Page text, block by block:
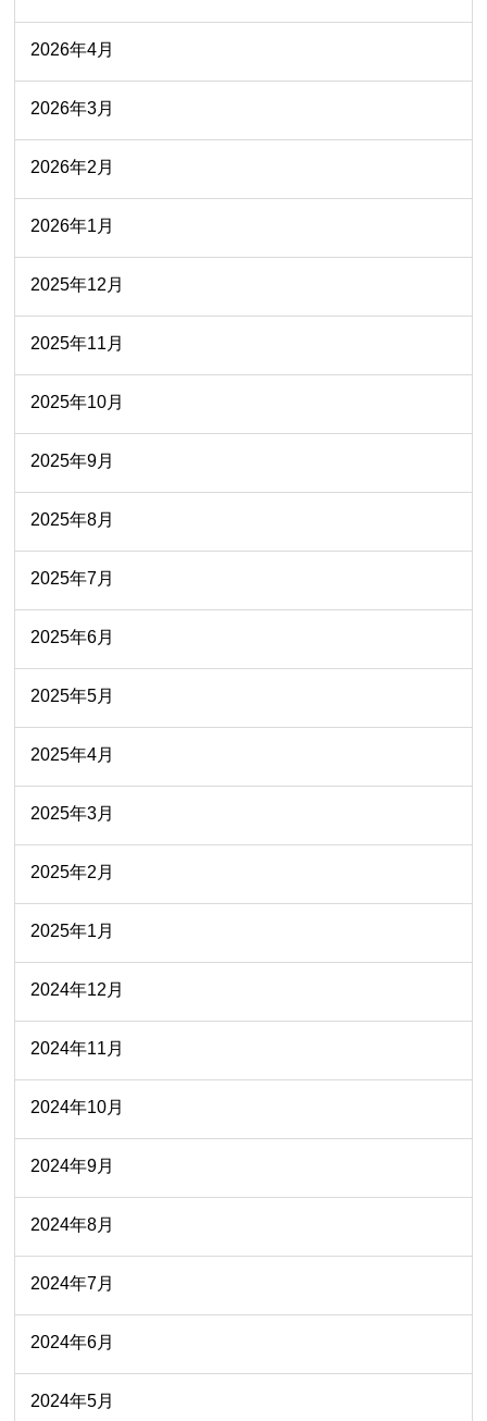
2026年4月
2026年3月
2026年2月
2026年1月
2025年12月
2025年11月
2025年10月
2025年9月
2025年8月
2025年7月
2025年6月
2025年5月
2025年4月
2025年3月
2025年2月
2025年1月
2024年12月
2024年11月
2024年10月
2024年9月
2024年8月
2024年7月
2024年6月
2024年5月